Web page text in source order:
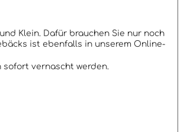
Klein. Dafür brauchen Sie nur noch
ist ebenfalls in unserem Online-
vernascht werden.